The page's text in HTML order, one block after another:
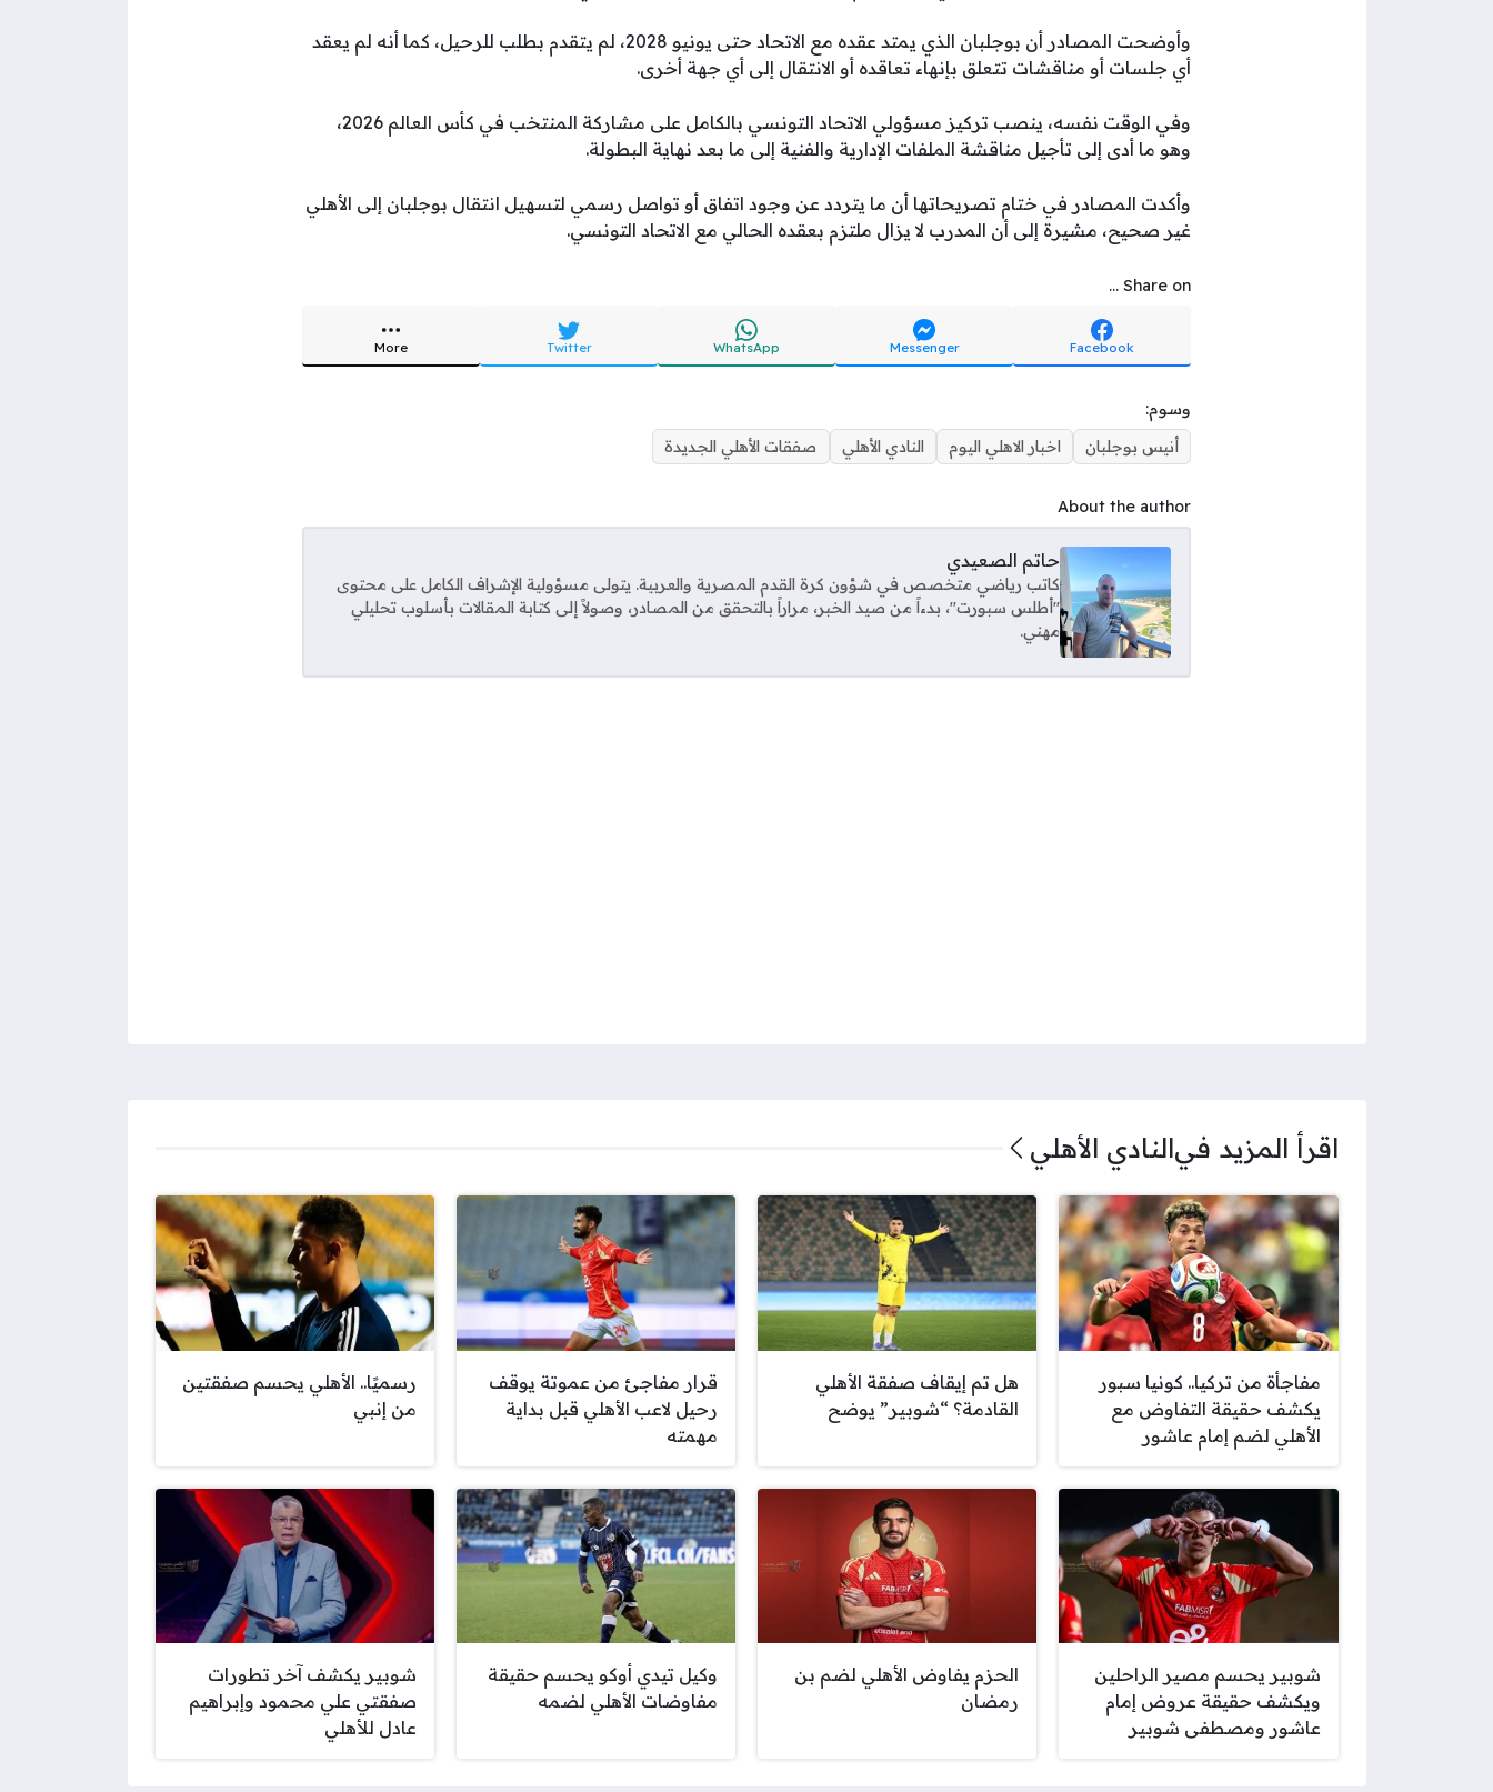
وأوضحت المصادر أن بوجلبان الذي يمتد عقده مع الاتحاد حتى يونيو 2028، لم يتقدم بطلب للرحيل، كما أنه لم يعقد
أي جلسات أو مناقشات تتعلق بإنهاء تعاقده أو الانتقال إلى أي جهة أخرى.
وفي الوقت نفسه، ينصب تركيز مسؤولي الاتحاد التونسي بالكامل على مشاركة المنتخب في كأس العالم 2026،
وهو ما أدى إلى تأجيل مناقشة الملفات الإدارية والفنية إلى ما بعد نهاية البطولة.
وأكدت المصادر في ختام تصريحاتها أن ما يتردد عن وجود اتفاق أو تواصل رسمي لتسهيل انتقال بوجلبان إلى الأهلي
غير صحيح، مشيرة إلى أن المدرب لا يزال ملتزم بعقده الحالي مع الاتحاد التونسي.
Share on ...
Facebook
Messenger
WhatsApp
Twitter
More
وسوم:
أنيس بوجلبان
اخبار الاهلي اليوم النادي الأهلي صفقات الأهلي الجديدة
About the author
حاتم الصعيدي
كاتب رياضي متخصص في شؤون كرة القدم المصرية والعربية. يتولى مسؤولية الإشراف الكامل على محتوى
"أطلس سبورت"، بدءاً من صيد الخبر، مراراً بالتحقق من المصادر، وصولاً إلى كتابة المقالات بأسلوب تحليلي
مهني.
اقرأ المزيد فيالنادي الأهلي
مفاجأة من تركيا.. كونيا سبور
يكشف حقيقة التفاوض مع
الأهلي لضم إمام عاشور
هل تم إيقاف صفقة الأهلي
القادمة؟ “شوبير” يوضح
قرار مفاجئ من عموتة يوقف
رحيل لاعب الأهلي قبل بداية
مهمته
رسميًا.. الأهلي يحسم صفقتين
من إنبي
شوبير يحسم مصير الراحلين
ويكشف حقيقة عروض إمام
عاشور ومصطفى شوبير
الحزم يفاوض الأهلي لضم بن
رمضان
وكيل تيدي أوكو يحسم حقيقة
مفاوضات الأهلي لضمه
شوبير يكشف آخر تطورات
صفقتي علي محمود وإبراهيم
عادل للأهلي